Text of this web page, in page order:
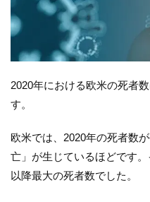
2020年における欧米の死者
す。
欧米では、2020年の死者数
亡」が生じているほどです
以降最大の死者数でした。